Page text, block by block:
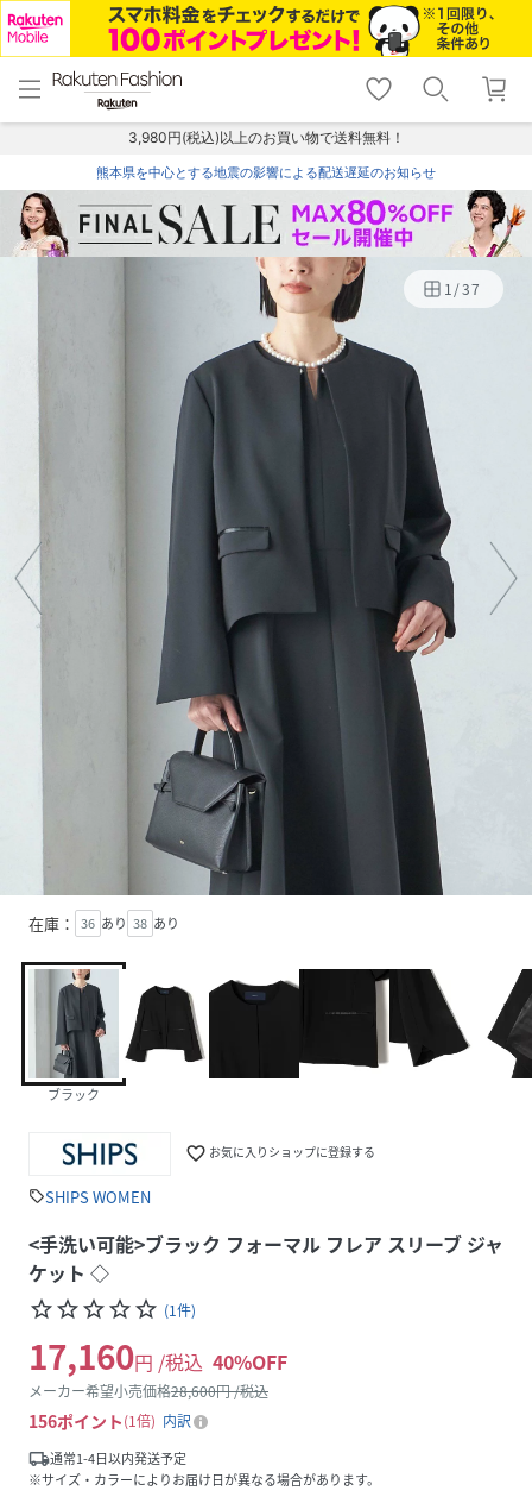
menu home
トップ
shopping_cart lock_outline
ログイン
3,980円(税込)以上のお買い物で送料無料！
熊本県を中心とする地震の影響による配送遅延のお知らせ
1/37
在庫： 36 あり 38 あり
ブラック
favorite_border お気に入りショップに登録する
sellSHIPS WOMEN
<手洗い可能>ブラック フォーマル フレア スリーブ ジャ
ケット ◇
star_borderstar_borderstar_borderstar_borderstar_border (1件)
17,160円 /税込 40%OFF
メーカー希望小売価格28,600円 /税込
156ポイント 1倍
内訳
local_shipping通常1-4日以内発送予定
※サイズ・カラーによりお届け日が異なる場合があります。